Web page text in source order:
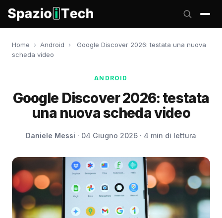
Home › Android ›
Google Discover 2026: testata una nuova
scheda video
ANDROID
Google Discover 2026: testata
una nuova scheda video
Daniele Messi · 04 Giugno 2026 · 4 min di lettura